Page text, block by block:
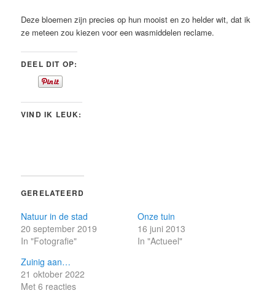
Deze bloemen zijn precies op hun mooist en zo helder wit, dat ik
ze meteen zou kiezen voor een wasmiddelen reclame.
DEEL DIT OP:
VIND IK LEUK:
GERELATEERD
Natuur in de stad
20 september 2019
In "Fotografie"
Onze tuin
16 juni 2013
In "Actueel"
Zuinig aan…
21 oktober 2022
Met 6 reacties